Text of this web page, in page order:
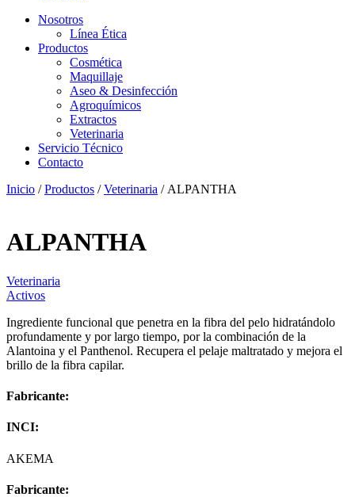
Nosotros
Línea Ética
Productos
Cosmética
Maquillaje
Aseo & Desinfección
Agroquímicos
Extractos
Veterinaria
Servicio Técnico
Contacto
Inicio /Productos /Veterinaria / ALPANTHA
ALPANTHA
Veterinaria
Activos
Ingrediente funcional que penetra en la fibra del pelo hidratándolo
profundamente y por largo tiempo, por la combinación de la
Alantoina y el Panthenol. Recupera el pelaje maltratado y mejora el
brillo de la fibra capilar.
Fabricante:
INCI:
AKEMA
Fabricante: